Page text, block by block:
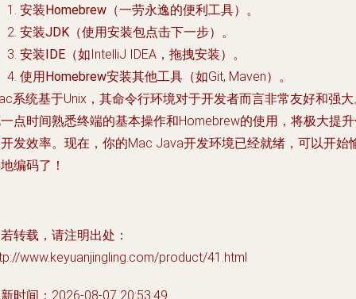
安装Homebrew （一劳永逸的便利工具）。
安装JDK （使用安装包点击下一步）。
安装IDE （如IntelliJ IDEA，拖拽安装）。
使用Homebrew安装其他工具 （如Git, Maven）。
系统基于Unix，其命令行环境对于开发者而言非常友好和强
点时间熟悉终端的基本操作和Homebrew的使用，将极大提
发效率。现在，你的Mac Java开发环境已经就绪，可以开始
编码了！
转载，请注明出处：
www.keyuanjingling.com/product/41.html
时间：2026-08-07 20:53:49